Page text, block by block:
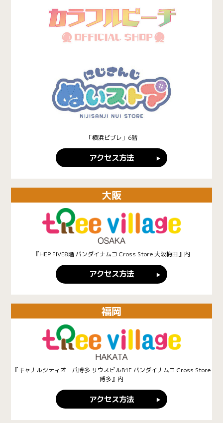
「横浜ビブレ」6階
アクセス方法
大阪
『HEP FIVE8階 バンダイナムコ Cross Store 大阪梅田』内
アクセス方法
福岡
『キャナルシティオーパ博多 サウスビルB1F バンダイナムコ Cross Store
博多』内
アクセス方法